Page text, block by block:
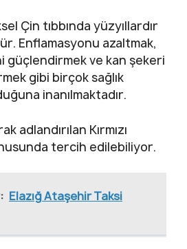
Çin tıbbında yüzyıllardır
Enflamasyonu azaltmak,
güçlendirmek ve kan şekeri
gibi birçok sağlık
inanılmaktadır.
adlandırılan Kırmızı
tercih edilebiliyor.
Elazığ Ataşehir Taksi